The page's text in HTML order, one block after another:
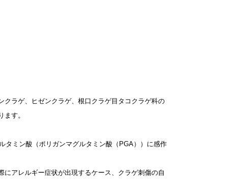
ラゲ、ヒゼンクラゲ、根口クラゲ目タコクラゲ科の
す。
タミン酸（ポリガンマグルタミン酸（PGA））に感作
アレルギー症状が出現するケース、クラゲ刺傷の自